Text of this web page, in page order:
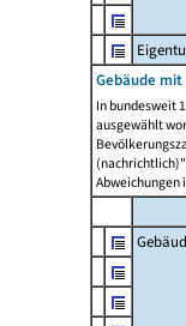
Gebäude
In bundesweit
ausgewählt
Abweichungen